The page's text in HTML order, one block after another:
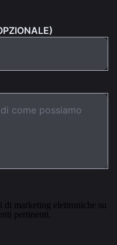
di marketing elettroniche su
pertinenti.